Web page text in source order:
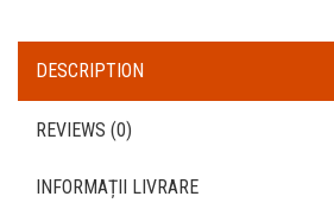
DESCRIPTION
REVIEWS (0)
INFORMAȚII LIVRARE